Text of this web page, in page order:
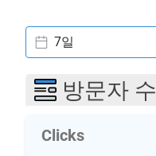
7일
방문자 수
Clicks